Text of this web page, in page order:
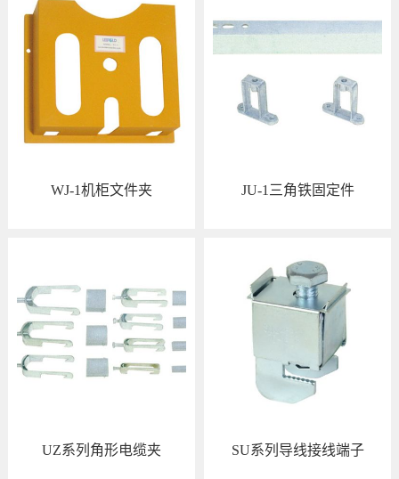
WJ-1机柜文件夹 JU-1三角铁固定件
UZ系列角形电缆夹 SU系列导线接线端子